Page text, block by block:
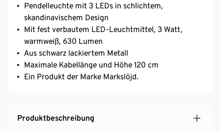
Pendelleuchte mit 3 LEDs in schlichtem,
skandinavischem Design
Mit fest verbautem LED-Leuchtmittel, 3 Watt,
warmweiß, 630 Lumen
Aus schwarz lackiertem Metall
Maximale Kabellänge und Höhe 120 cm
Ein Produkt der Marke Markslöjd.
Produktbeschreibung